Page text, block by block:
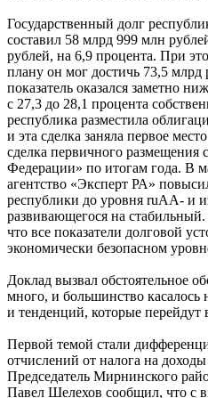
Государственный долг
составил 58 млрд 999 млн
рублей, на 6,9 процента. При
плану он мог достичь 73,5 млрд
показатель оказался заметно
с 27,3 до 28,1 процента
республика разместила
и эта сделка заняла первое
сделка первичного размещения
Федерации» по итогам года. В
агентство «Эксперт РА»
республики до уровня ruAA- и
развивающегося на
что все показатели долговой
экономически безопасном
Доклад вызвал обстоятельное
много, и большинство касалось
и тенденций, которые перейдут
Первой темой стали
отчислений от налога на
Председатель Мирнинского
Павел Шелехов сообщил, что с